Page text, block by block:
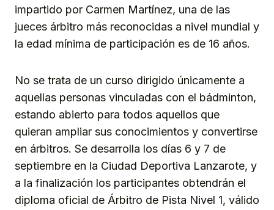
impartido por Carmen Martínez, una de las
jueces árbitro más reconocidas a nivel mundial y
la edad mínima de participación es de 16 años.
No se trata de un curso dirigido únicamente a
aquellas personas vinculadas con el bádminton,
estando abierto para todos aquellos que
quieran ampliar sus conocimientos y convertirse
en árbitros. Se desarrolla los días 6 y 7 de
septiembre en la Ciudad Deportiva Lanzarote, y
a la finalización los participantes obtendrán el
diploma oficial de Árbitro de Pista Nivel 1, válido